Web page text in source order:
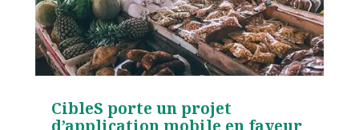
CibleS porte un projet